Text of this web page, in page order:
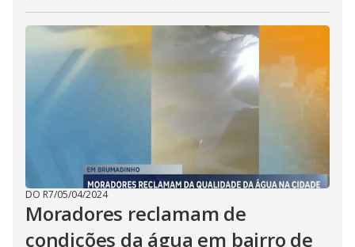
DO R7/05/04/2024
Moradores reclamam de
condições da água em bairro de